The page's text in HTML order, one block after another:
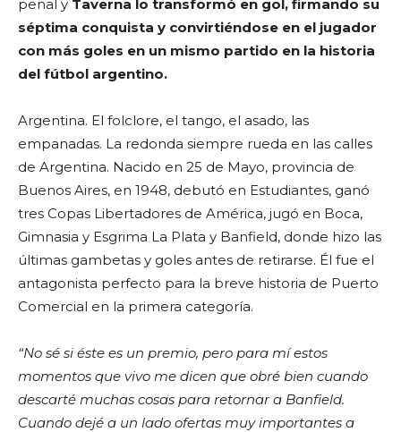
penal y Taverna lo transformó en gol, firmando su
séptima conquista y convirtiéndose en el jugador
con más goles en un mismo partido en la historia
del fútbol argentino.
Argentina. El folclore, el tango, el asado, las
empanadas. La redonda siempre rueda en las calles
de Argentina. Nacido en 25 de Mayo, provincia de
Buenos Aires, en 1948, debutó en Estudiantes, ganó
tres Copas Libertadores de América, jugó en Boca,
Gimnasia y Esgrima La Plata y Banfield, donde hizo las
últimas gambetas y goles antes de retirarse. Él fue el
antagonista perfecto para la breve historia de Puerto
Comercial en la primera categoría.
“No sé si éste es un premio, pero para mí estos
momentos que vivo me dicen que obré bien cuando
descarté muchas cosas para retornar a Banfield.
Cuando dejé a un lado ofertas muy importantes a